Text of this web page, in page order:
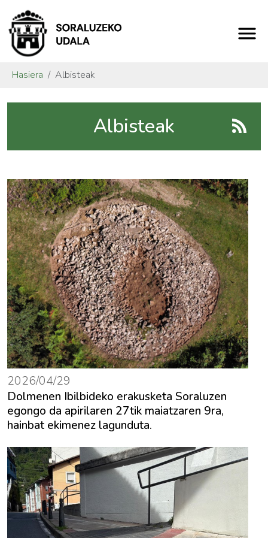
Hasiera Albisteak
Albisteak
2026/04/29
Dolmenen Ibilbideko erakusketa Soraluzen
egongo da apirilaren 27tik maiatzaren 9ra,
hainbat ekimenez lagunduta.